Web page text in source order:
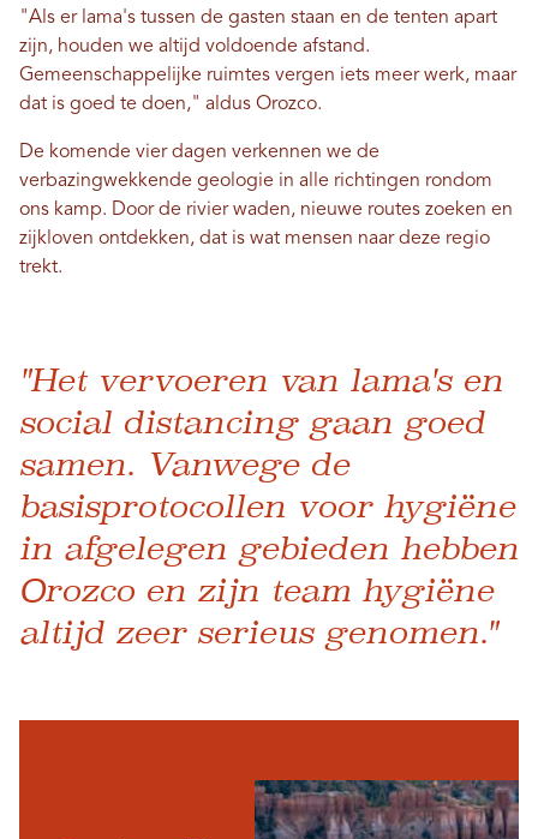
"Als er lama's tussen de gasten staan ​​en de tenten apart
zijn, houden we altijd voldoende afstand.
Gemeenschappelijke ruimtes vergen iets meer werk, maar
dat is goed te doen," aldus Orozco.
De komende vier dagen verkennen we de
verbazingwekkende geologie in alle richtingen rondom
ons kamp. Door de rivier waden, nieuwe routes zoeken en
zijkloven ontdekken, dat is wat mensen naar deze regio
trekt.
"Het vervoeren van lama's en
social distancing gaan goed
samen. Vanwege de
basisprotocollen voor hygiëne
in afgelegen gebieden hebben
Orozco en zijn team hygiëne
altijd zeer serieus genomen."